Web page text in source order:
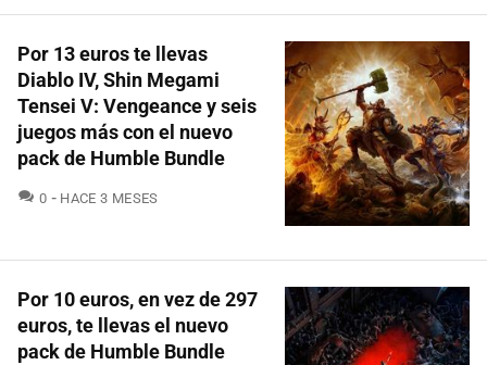
Por 13 euros te llevas
Diablo IV, Shin Megami
Tensei V: Vengeance y seis
juegos más con el nuevo
pack de Humble Bundle
0 COMENTARIOS
HACE 3 MESES
Por 10 euros, en vez de 297
euros, te llevas el nuevo
pack de Humble Bundle